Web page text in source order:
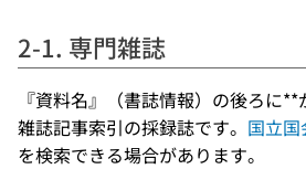
2-1. 専門雑誌
『資料名』（書誌情報）の後ろに**
雑誌記事索引の採録誌です。 国立
を検索できる場合があります。